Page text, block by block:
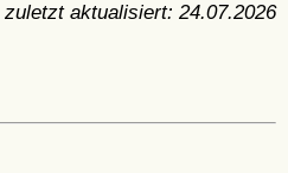
zuletzt aktualisiert: 24.07.2026